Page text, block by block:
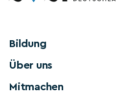
Bildung
Über uns
Mitmachen